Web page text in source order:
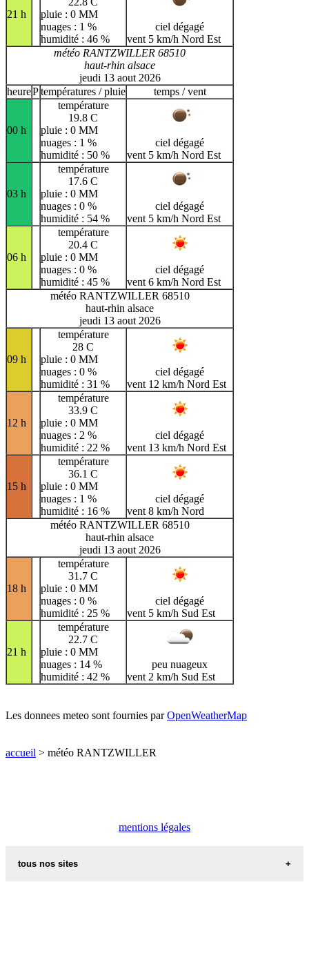
21 h
pluie : 0 MM
nuages : 1 %
humidité : 46 %
ciel dégagé
vent 5 km/h Nord Est
météo RANTZWILLER 68510
haut-rhin alsace
jeudi 13 aout 2026
heurePtempératures / pluie temps / vent
00 h
température
19.8 C
pluie : 0 MM
nuages : 1 %
humidité : 50 %
ciel dégagé
vent 5 km/h Nord Est
03 h
température
17.6 C
pluie : 0 MM
nuages : 0 %
humidité : 54 %
ciel dégagé
vent 5 km/h Nord Est
06 h
température
20.4 C
pluie : 0 MM
nuages : 0 %
humidité : 45 %
ciel dégagé
vent 6 km/h Nord Est
météo RANTZWILLER 68510
haut-rhin alsace
jeudi 13 aout 2026
09 h
température
28 C
pluie : 0 MM
nuages : 0 %
humidité : 31 %
ciel dégagé
vent 12 km/h Nord Est
12 h
température
33.9 C
pluie : 0 MM
nuages : 2 %
humidité : 22 %
ciel dégagé
vent 13 km/h Nord Est
15 h
température
36.1 C
pluie : 0 MM
nuages : 1 %
humidité : 16 %
ciel dégagé
vent 8 km/h Nord
météo RANTZWILLER 68510
haut-rhin alsace
jeudi 13 aout 2026
18 h
température
31.7 C
pluie : 0 MM
nuages : 0 %
humidité : 25 %
ciel dégagé
vent 5 km/h Sud Est
21 h
température
22.7 C
pluie : 0 MM
nuages : 14 %
humidité : 42 %
peu nuageux
vent 2 km/h Sud Est
Les donnees meteo sont fournies parOpenWeatherMap
accueil > météo RANTZWILLER
mentions légales
tous nos sites